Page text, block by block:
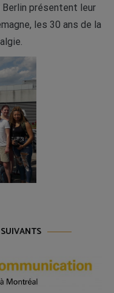
Berlin présentent leur
les 30 ans de la